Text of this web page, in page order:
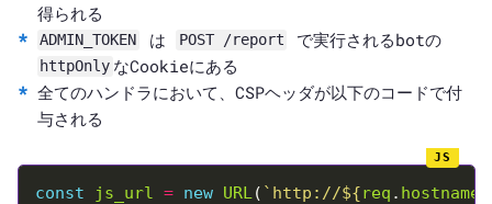
得られる
ADMIN_TOKEN は POST /report で実行されるbotの
httpOnly なCookieにある
全てのハンドラにおいて、CSPヘッダが以下のコードで付
与される
const js_url = new URL ( `http://${req . hostname